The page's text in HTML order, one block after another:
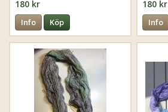
180 kr
Info Köp
180 kr
Info